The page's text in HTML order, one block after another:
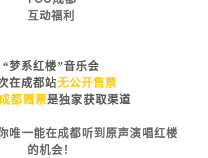
互动福利
“梦系红楼”音乐会
在成都站无公开售票
都赠票是独家获取渠道
唯一能在成都听到原声演唱红楼
的机会！